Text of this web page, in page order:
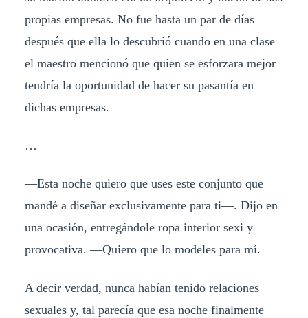
propias empresas. No fue hasta un par de días
después que ella lo descubrió cuando en una clase
el maestro mencionó que quien se esforzara mejor
tendría la oportunidad de hacer su pasantía en
dichas empresas.
…
—Esta noche quiero que uses este conjunto que
mandé a diseñar exclusivamente para ti—. Dijo en
una ocasión, entregándole ropa interior sexi y
provocativa. —Quiero que lo modeles para mí.
A decir verdad, nunca habían tenido relaciones
sexuales y, tal parecía que esa noche finalmente